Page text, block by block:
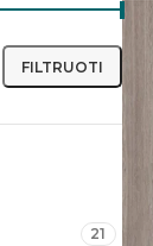
FILTRUOTI
21